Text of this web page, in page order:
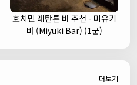
호치민 레탄톤 바 추천 - 미유키
바 (Miyuki Bar) (1군)
더보기